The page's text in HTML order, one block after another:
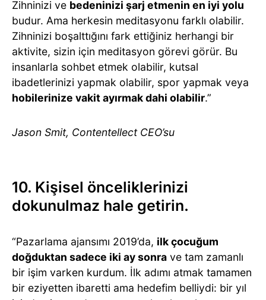
Zihninizi ve bedeninizi şarj etmenin en iyi yolu
budur. Ama herkesin meditasyonu farklı olabilir.
Zihninizi boşalttığını fark ettiğiniz herhangi bir
aktivite, sizin için meditasyon görevi görür. Bu
insanlarla sohbet etmek olabilir, kutsal
ibadetlerinizi yapmak olabilir, spor yapmak veya
hobilerinize vakit ayırmak dahi olabilir.”
Jason Smit, Contentellect CEO’su
10. Kişisel önceliklerinizi
dokunulmaz hale getirin.
“Pazarlama ajansımı 2019’da, ilk çocuğum
doğduktan sadece iki ay sonra ve tam zamanlı
bir işim varken kurdum. İlk adımı atmak tamamen
bir eziyetten ibaretti ama hedefim belliydi: bir yıl